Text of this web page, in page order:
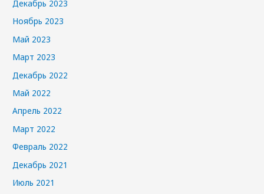
Декабрь 2023
Ноябрь 2023
Май 2023
Март 2023
Декабрь 2022
Май 2022
Апрель 2022
Март 2022
Февраль 2022
Декабрь 2021
Июль 2021